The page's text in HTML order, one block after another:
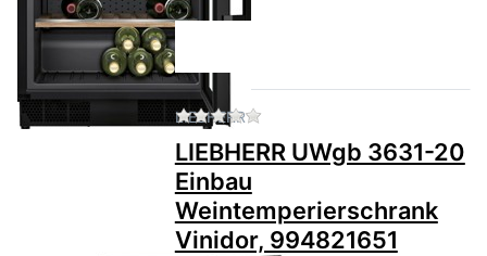
LIEBHERR Zu diesem Produkt liegen
LIEBHERR UWgb 3631-20
Einbau
Weintemperierschrank
Vinidor, 994821651